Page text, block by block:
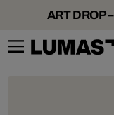
ART DROP